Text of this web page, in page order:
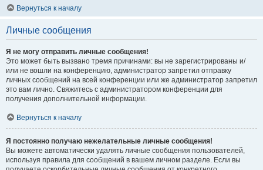
Вернуться к началу
Личные сообщения
Я не могу отправить личные сообщения!
Это может быть вызвано тремя причинами: вы не зарегистрированы и/
или не вошли на конференцию, администратор запретил отправку
личных сообщений на всей конференции или же администратор запретил
это вам лично. Свяжитесь с администратором конференции для
получения дополнительной информации.
Вернуться к началу
Я постоянно получаю нежелательные личные сообщения!
Вы можете автоматически удалять личные сообщения пользователей,
используя правила для сообщений в вашем личном разделе. Если вы